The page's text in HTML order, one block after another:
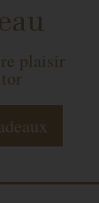
plaisir